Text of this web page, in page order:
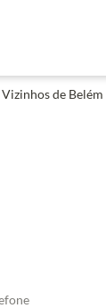
Vizinhos de Belém